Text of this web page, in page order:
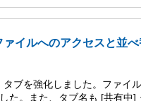
イルへのアクセスと並
ブを強化しました。ファイ
た。また、タブ名も [共有中]